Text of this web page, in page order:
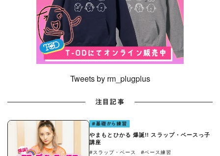
Tweets by rm_plugplus
注目記事
#基礎から練習
やまもとひかる 爆誕!! スラップ・ベースっ子
講座
#スラップ・ベース
#ベース練習